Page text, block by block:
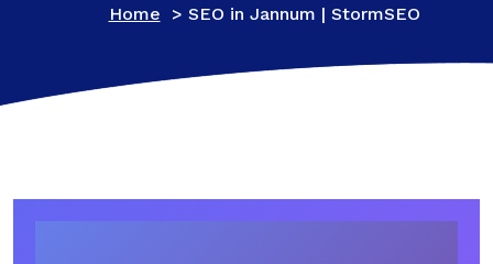
Home > SEO in Jannum | StormSEO